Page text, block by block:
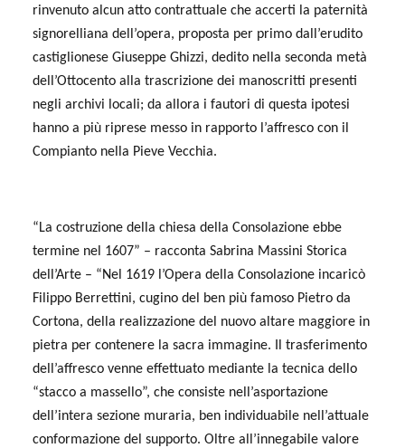
rinvenuto alcun atto contrattuale che accerti la paternità
signorelliana dell’opera, proposta per primo dall’erudito
castiglionese Giuseppe Ghizzi, dedito nella seconda metà
dell’Ottocento alla trascrizione dei manoscritti presenti
negli archivi locali; da allora i fautori di questa ipotesi
hanno a più riprese messo in rapporto l’affresco con il
Compianto nella Pieve Vecchia.
“La costruzione della chiesa della Consolazione ebbe
termine nel 1607” – racconta Sabrina Massini Storica
dell’Arte – “Nel 1619 l’Opera della Consolazione incaricò
Filippo Berrettini, cugino del ben più famoso Pietro da
Cortona, della realizzazione del nuovo altare maggiore in
pietra per contenere la sacra immagine. Il trasferimento
dell’affresco venne effettuato mediante la tecnica dello
“stacco a massello”, che consiste nell’asportazione
dell’intera sezione muraria, ben individuabile nell’attuale
conformazione del supporto. Oltre all’innegabile valore